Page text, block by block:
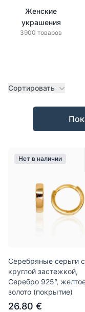
Женские
украшения
3900 товаров
Сортировать
Товары
Нет в наличии
Серебряные серьги с
круглой застежкой,
Серебро 925°,
золото (покрытие)
26.80 €